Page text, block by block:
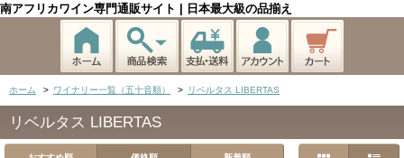
南アフリカワイン専門通販サイト | 日本最大級の品揃え
ホーム > ワイナリー一覧（五十音順） > リベルタス LIBERTAS
リベルタス LIBERTAS